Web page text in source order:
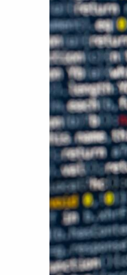
opportunità